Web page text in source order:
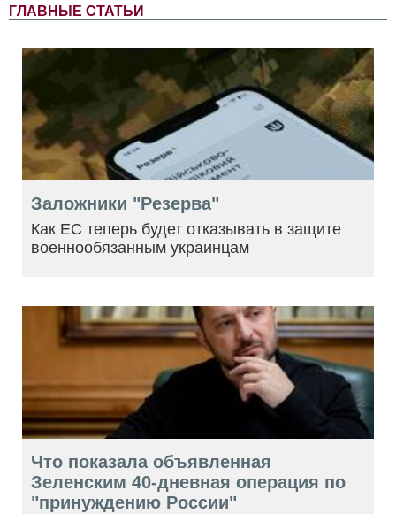
ГЛАВНЫЕ СТАТЬИ
Заложники "Резерва"
Как ЕС теперь будет отказывать в защите
военнообязанным украинцам
Что показала объявленная
Зеленским 40-дневная операция по
"принуждению России"